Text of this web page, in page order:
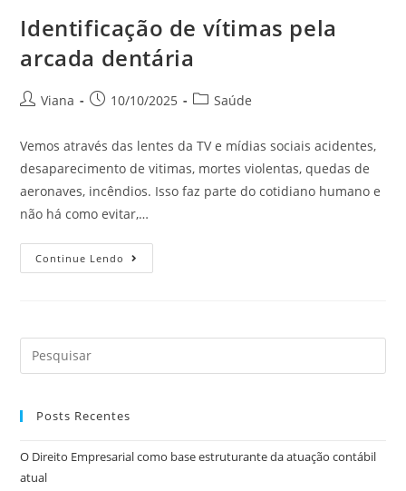
Identificação de vítimas pela
arcada dentária
Viana 10/10/2025 Saúde
Vemos através das lentes da TV e mídias sociais acidentes,
desaparecimento de vitimas, mortes violentas, quedas de
aeronaves, incêndios. Isso faz parte do cotidiano humano e
não há como evitar,…
Continue Lendo
Posts Recentes
O Direito Empresarial como base estruturante da atuação contábil
atual